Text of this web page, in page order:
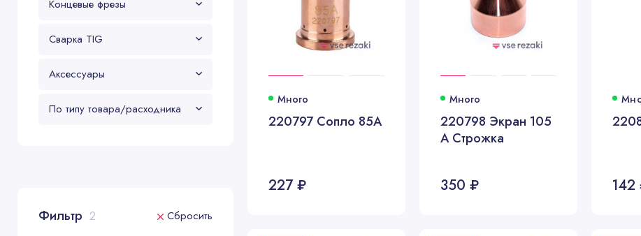
Концевые фрезы
Сварка TIG
Аксессуары
По типу товара/расходника
Фильтр 2 Сбросить
Много
220797 Сопло 85А
227 ₽
Много
220798 Экран 105
А Строжка
350 ₽ 142